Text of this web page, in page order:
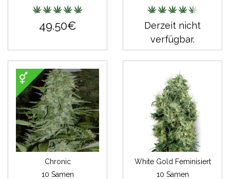
49.50€
Derzeit nicht
verfügbar.
Chronic
10 Samen
White Gold Feminisiert
10 Samen